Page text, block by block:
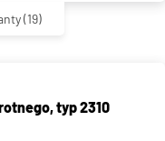
(19)
typ 2310